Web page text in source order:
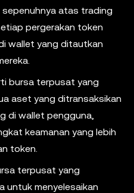
atas trading
pergerakan token
wallet yang ditautkan
bursa terpusat yang
aset yang ditransaksikan
di wallet pengguna,
keamanan yang lebih
token.
terpusat yang
untuk menyelesaikan